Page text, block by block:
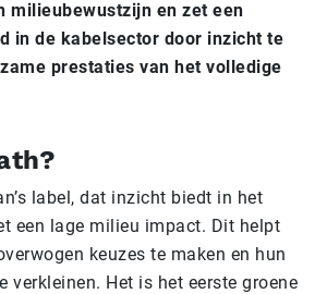
milieubewustzijn en zet een
in de kabelsector door inzicht te
prestaties van het volledige
label, dat inzicht biedt in het
een lage milieu impact. Dit helpt
keuzes te maken en hun
verkleinen. Het is het eerste groene